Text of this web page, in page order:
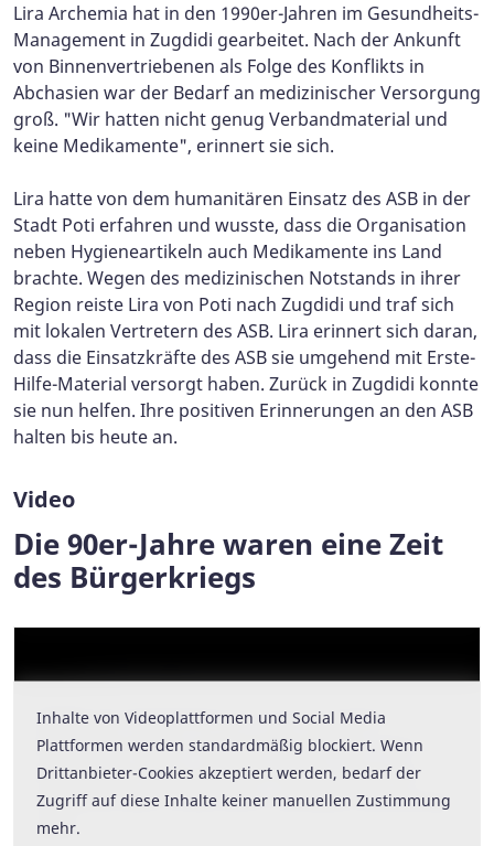
Lira Archemia hat in den 1990er-Jahren im Gesundheits-
Management in Zugdidi gearbeitet. Nach der Ankunft
von Binnenvertriebenen als Folge des Konflikts in
Abchasien war der Bedarf an medizinischer Versorgung
groß. "Wir hatten nicht genug Verbandmaterial und
keine Medikamente", erinnert sie sich.
Lira hatte von dem humanitären Einsatz des ASB in der
Stadt Poti erfahren und wusste, dass die Organisation
neben Hygieneartikeln auch Medikamente ins Land
brachte. Wegen des medizinischen Notstands in ihrer
Region reiste Lira von Poti nach Zugdidi und traf sich
mit lokalen Vertretern des ASB. Lira erinnert sich daran,
dass die Einsatzkräfte des ASB sie umgehend mit Erste-
Hilfe-Material versorgt haben. Zurück in Zugdidi konnte
sie nun helfen. Ihre positiven Erinnerungen an den ASB
halten bis heute an.
Video
Die 90er-Jahre waren eine Zeit
des Bürgerkriegs
Inhalte von Videoplattformen und Social Media
Plattformen werden standardmäßig blockiert. Wenn
Drittanbieter-Cookies akzeptiert werden, bedarf der
Zugriff auf diese Inhalte keiner manuellen Zustimmung
mehr.
Inhalte von Videoplattformen und Social Media
Plattformen werden standardmäßig blockiert. Wenn
Drittanbieter-Cookies akzeptiert werden, bedarf der
Zugriff auf diese Inhalte keiner manuellen Zustimmung
mehr.